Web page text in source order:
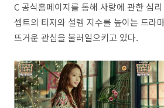
C 공식홈페이지를 통해 사랑에 관한 심
셉트의 티저와 설렘 지수를 높이는 드라
뜨거운 관심을 불러일으키고 있다.